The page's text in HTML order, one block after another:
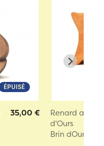
ÉPUISÉ
35,00 €
Renard assis
d'Ours
Brin dOurs